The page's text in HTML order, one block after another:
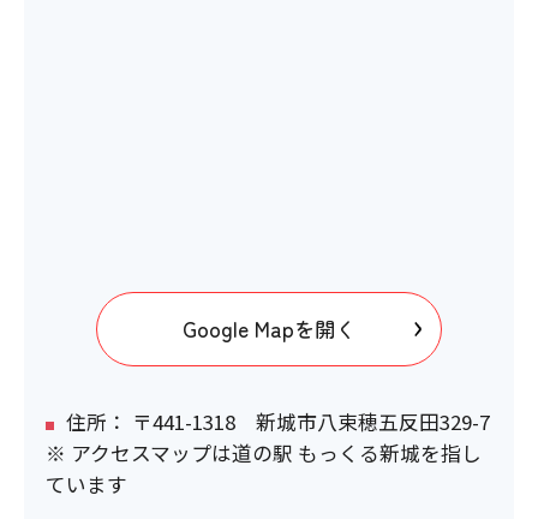
Google Mapを開く
住所： 〒441-1318 新城市八束穂五反田329-7
※ アクセスマップは道の駅 もっくる新城を指し
ています